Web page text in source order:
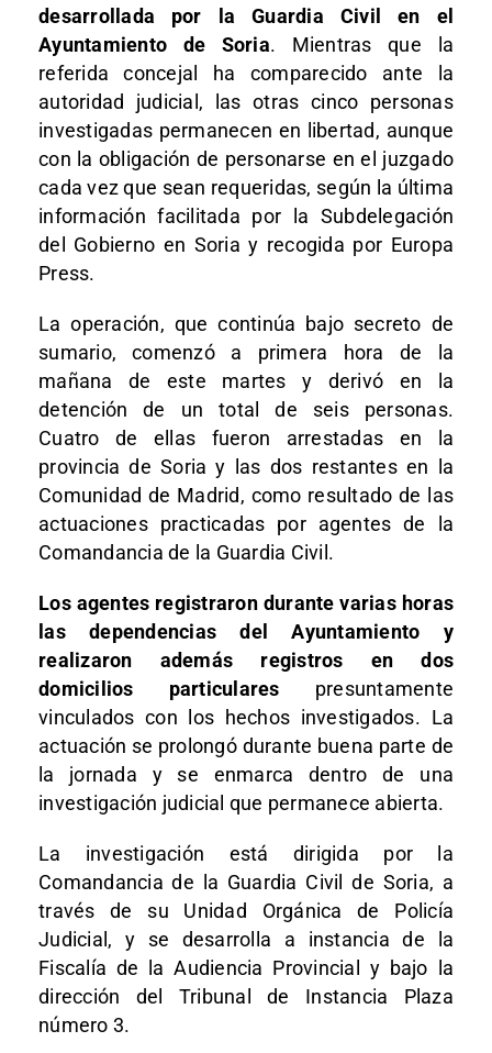
desarrollada por la Guardia Civil en el
Ayuntamiento de Soria. Mientras que la
referida concejal ha comparecido ante la
autoridad judicial, las otras cinco personas
investigadas permanecen en libertad, aunque
con la obligación de personarse en el juzgado
cada vez que sean requeridas, según la última
información facilitada por la Subdelegación
del Gobierno en Soria y recogida por Europa
Press.
La operación, que continúa bajo secreto de
sumario, comenzó a primera hora de la
mañana de este martes y derivó en la
detención de un total de seis personas.
Cuatro de ellas fueron arrestadas en la
provincia de Soria y las dos restantes en la
Comunidad de Madrid, como resultado de las
actuaciones practicadas por agentes de la
Comandancia de la Guardia Civil.
Los agentes registraron durante varias horas
las dependencias del Ayuntamiento y
realizaron además registros en dos
domicilios particulares presuntamente
vinculados con los hechos investigados. La
actuación se prolongó durante buena parte de
la jornada y se enmarca dentro de una
investigación judicial que permanece abierta.
La investigación está dirigida por la
Comandancia de la Guardia Civil de Soria, a
través de su Unidad Orgánica de Policía
Judicial, y se desarrolla a instancia de la
Fiscalía de la Audiencia Provincial y bajo la
dirección del Tribunal de Instancia Plaza
número 3.